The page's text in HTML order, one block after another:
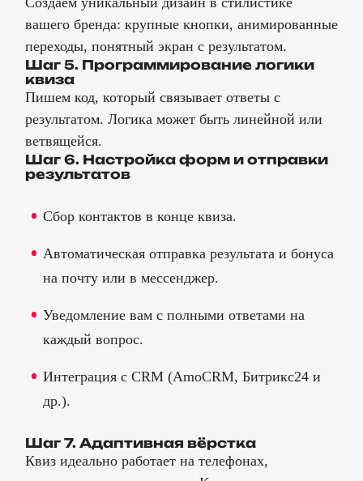
вашего бренда: крупные кнопки, анимированные
переходы, понятный экран с результатом.
Шаг 5. Программирование логики
квиза
Пишем код, который связывает ответы с
результатом. Логика может быть линейной или
ветвящейся.
Шаг 6. Настройка форм и отправки
результатов
Сбор контактов в конце квиза.
Автоматическая отправка результата и бонуса
на почту или в мессенджер.
Уведомление вам с полными ответами на
каждый вопрос.
Интеграция с CRM (AmoCRM, Битрикс24 и
др.).
Шаг 7. Адаптивная вёрстка
Квиз идеально работает на телефонах,